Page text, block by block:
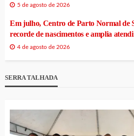
5 de agosto de 2026
Em julho, Centro de Parto Normal de
recorde de nascimentos e amplia
4 de agosto de 2026
SERRA TALHADA